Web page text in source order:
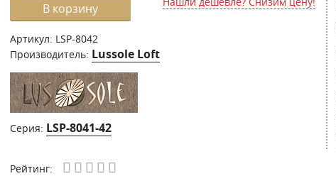
В корзину
Артикул: LSP-8042
Производитель: Lussole Loft
Серия: LSP-8041-42
Рейтинг: